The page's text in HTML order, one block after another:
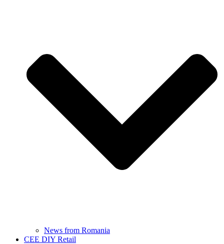
News from Romania
CEE DIY Retail